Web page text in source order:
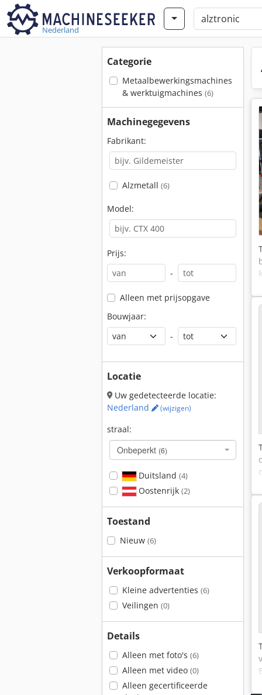
Nederland
Categorie
Metaalbewerkingsmachines
& werktuigmachines (6)
Machinegegevens
Fabrikant:
Alzmetall (6)
Model:
Prijs:
-
Alleen met prijsopgave
Bouwjaar:
-
Locatie
Uw gedetecteerde locatie:
Nederland
(wijzigen)
straal:
Onbeperkt (6)
Duitsland (4)
Oostenrijk (2)
Toestand
Nieuw (6)
Verkoopformaat
Kleine advertenties (6)
Veilingen (0)
Details
Alleen met foto's (6)
Alleen met video (0)
Alleen gecertificeerde